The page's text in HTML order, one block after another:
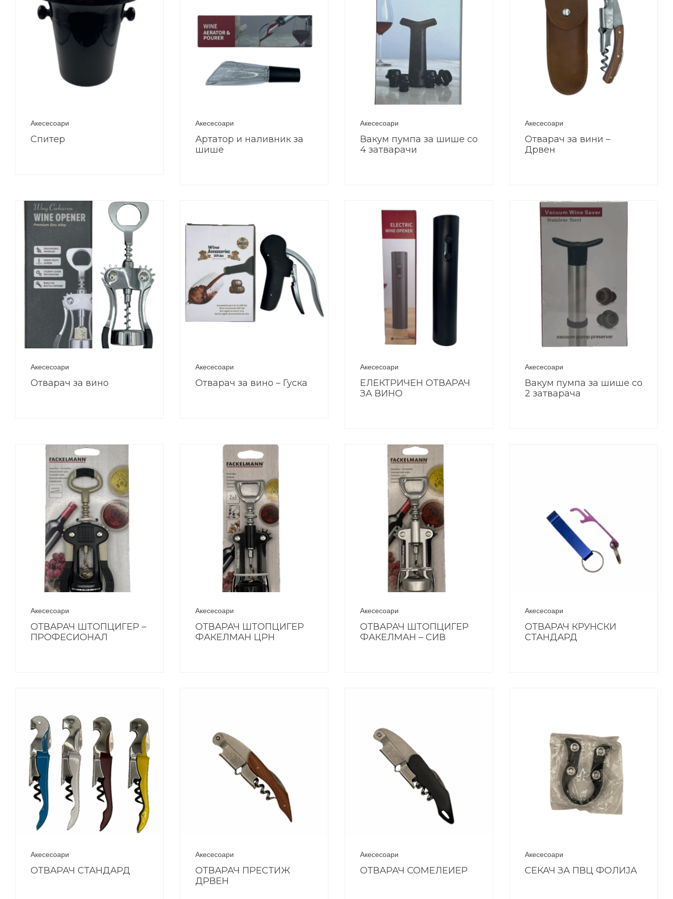
Акесесоари
Спитер
Акесесоари
Артатор и наливник за
шише
Акесесоари
Вакум пумпа за шише со
4 затварачи
Акесесоари
Отварач за вини –
Дрвен
Акесесоари
Отварач за вино
Акесесоари
Отварач за вино – Гуска
Акесесоари
ЕЛЕКТРИЧЕН ОТВАРАЧ
ЗА ВИНО
Акесесоари
Вакум пумпа за шише со
2 затварача
Акесесоари
ОТВАРАЧ ШТОПЦИГЕР –
ПРОФЕСИОНАЛ
Акесесоари
ОТВАРАЧ ШТОПЦИГЕР
ФАКЕЛМАН ЦРН
Акесесоари
ОТВАРАЧ ШТОПЦИГЕР
ФАКЕЛМАН – СИВ
Акесесоари
ОТВАРАЧ КРУНСКИ
СТАНДАРД
Акесесоари
ОТВАРАЧ СТАНДАРД
Акесесоари
ОТВАРАЧ ПРЕСТИЖ
ДРВЕН
Акесесоари
ОТВАРАЧ СОМЕЛЕИЕР
Акесесоари
СЕКАЧ ЗА ПВЦ ФОЛИЈА